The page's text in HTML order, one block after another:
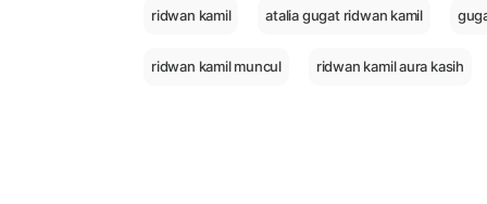
ridwan kamil atalia gugat ridwan kamil
ridwan kamil muncul ridwan kamil aura kasih